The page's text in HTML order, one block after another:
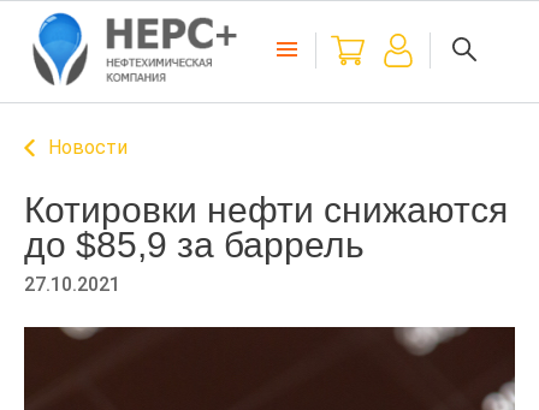
Новости
Котировки нефти снижаются
до $85,9 за баррель
27.10.2021